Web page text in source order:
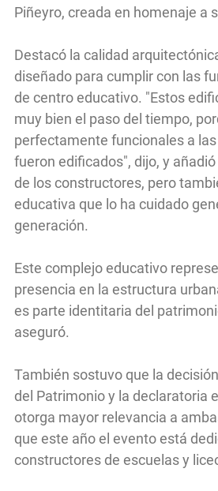
Piñeyro, creada en homenaje a
Destacó la calidad
diseñado para cumplir con las
de centro educativo. "Estos
muy bien el paso del tiempo,
perfectamente funcionales a
fueron edificados", dijo, y
de los constructores, pero
educativa que lo ha cuidado
generación.
Este complejo educativo
presencia en la estructura
es parte identitaria del
aseguró.
También sostuvo que la
del Patrimonio y la declaratoria
otorga mayor relevancia a
que este año el evento está
constructores de escuelas y